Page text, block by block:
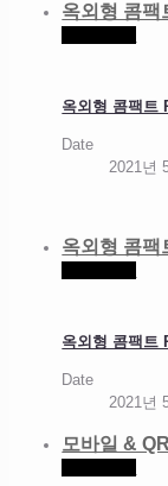
옥외형 콤
옥외형 콤팩트
Date
2021년
옥외형 콤
옥외형 콤팩트
Date
2021년
모바일 &